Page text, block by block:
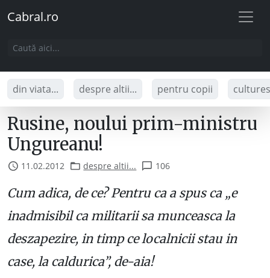
Cabral.ro
din viata... despre altii... pentru copii
Rusine, noului prim-ministru
Ungureanu!
11.02.2012 despre altii... 106
Cum adica, de ce? Pentru ca a spus ca „e
inadmisibil ca militarii sa munceasca la
deszapezire, in timp ce localnicii stau in
case, la caldurica”, de-aia!